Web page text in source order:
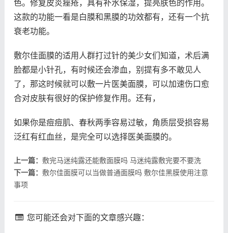
色。修复皮炎痤疮，具有补水保湿，提亮肤色的作用。
这款的功能一看是白膜和黑膜的功效都有，还有一个抗
衰老功能。
敷尔佳面膜的适用人群打过针的美少女们知道，术后满
脸都是小针孔，有时候还会渗血，别提有多不敢见人
了，那这时候就可以敷一片医美面膜，可以加速伤口愈
合对皮肤有很好的保护修复作用。还有，
如果你是痘痘肌、春秋两季容易过敏，角质层受损容易
泛红有红血丝，是完全可以选择医美面膜的。
上一篇： 敷完马迷纯露还能敷面膜吗 马迷纯露敷完要不要洗
下一篇： 敷尔佳面膜可以当做普通面膜吗 敷尔佳黑膜使用注意
事项
您可能还会对下面的文章感兴趣：